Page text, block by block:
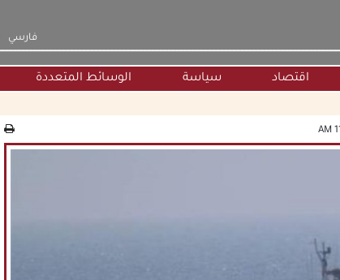
فارسي
اقتصاد سياسة الوسائط المتعددة